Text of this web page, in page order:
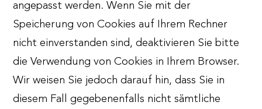
angepasst werden. Wenn Sie mit der
Speicherung von Cookies auf Ihrem Rechner
nicht einverstanden sind, deaktivieren Sie bitte
die Verwendung von Cookies in Ihrem Browser.
Wir weisen Sie jedoch darauf hin, dass Sie in
diesem Fall gegebenenfalls nicht sämtliche